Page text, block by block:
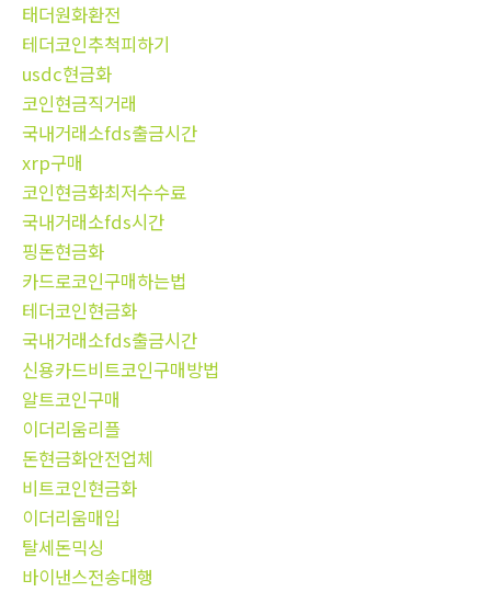
태더원화환전
테더코인추척피하기
usdc현금화
코인현금직거래
국내거래소fds출금시간
xrp구매
코인현금화최저수수료
국내거래소fds시간
핑돈현금화
카드로코인구매하는법
테더코인현금화
국내거래소fds출금시간
신용카드비트코인구매방법
알트코인구매
이더리움리플
돈현금화안전업체
비트코인현금화
이더리움매입
탈세돈믹싱
바이낸스전송대행